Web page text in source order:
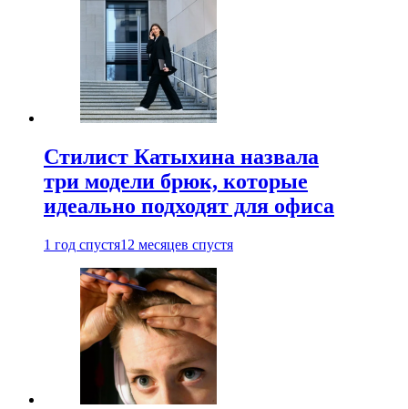
Стилист Катыхина назвала
три модели брюк, которые
идеально подходят для офиса
1 год спустя12 месяцев спустя